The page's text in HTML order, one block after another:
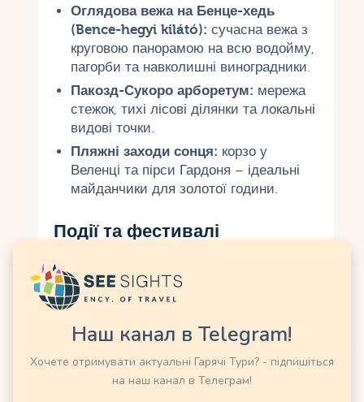
Оглядова вежа на Бенце-хедь
(Bence-hegyi kilátó): сучасна вежа з
круговою панорамою на всю водойму,
пагорби та навколишні виноградники.
Пакозд-Сукоро арборетум: мережа
стежок, тихі лісові ділянки та локальні
видові точки.
Пляжні заходи сонця: корзо у
Веленці та пірси Гардоня – ідеальні
майданчики для золотої години.
Події та фестивалі
Влітку на озері відбувається яскрава курортна
програма: сімейні дні, спортивні старти, вечірні
концерти на набережній. Періодично в акваторії
фестивалі та студентські свята, а також винні
вікенди з локальними виробниками.
якщо віддаєте перевагу тиші, бронюйте
Наш канал в Telegram!
Хочете отримувати актуальні Гарячі Тури? - підпишіться
на наш канал в Телеграм!